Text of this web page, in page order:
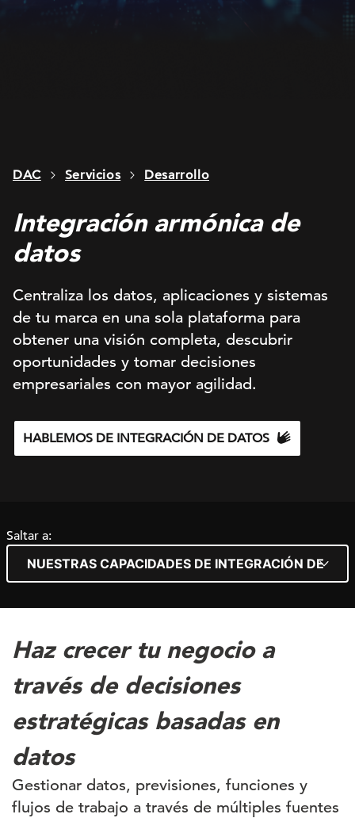
DAC Servicios Desarrollo
Integración armónica de
datos
Centraliza los datos, aplicaciones y sistemas
de tu marca en una sola plataforma para
obtener una visión completa, descubrir
oportunidades y tomar decisiones
empresariales con mayor agilidad.
HABLEMOS DE INTEGRACIÓN DE DATOS
Saltar a:
Haz crecer tu negocio a
través de decisiones
estratégicas basadas en
datos
Gestionar datos, previsiones, funciones y
flujos de trabajo a través de múltiples fuentes